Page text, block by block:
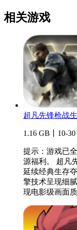
相关游戏
超凡先锋枪战
1.16 GB丨10-30
提示：游戏已
源福利。 超凡
延续经典生存
擎技术呈现细
现电影级画面